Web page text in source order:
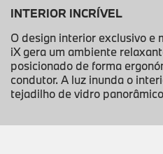
INTERIOR INCRÍVEL
O design interior exclusivo e
iX gera um ambiente
posicionado de forma
condutor. A luz inunda o
tejadilho de vidro